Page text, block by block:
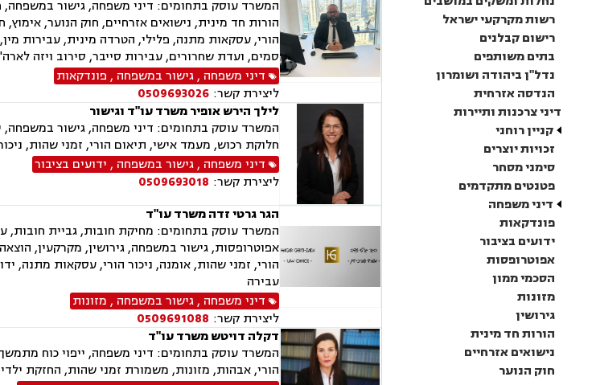
רשות מקרקעי ישראל
רישום קבלנים
בתים משותפים
נדל"ן ביהודה ושומרון
הנדסה אזרחית
דיני צרכנות ותיירות
קניין רוחני
זכויות יוצרים
סימני מסחר
פטנטים מתקדמים
דיני משפחה
פונדקאות
ידועים בציבור
אפוטרופסות
הסכמי ממון
מזונות
גירושין
הורות חד מינית
נישואים אזרחיים
חוק הנוער
המשרד עוסק בתחומים: דיני משפחה, גישור במשפחה,
הורות חד מינית, נישואים אזרחיים, חוק הנוער,
הורי, עסקאות מתנה, פלילי, הטרדה מינית, עבירות
סמים, ועדת שחרורים, עבירות סייבר, סירוב ויזה
דיני משפחה ,גישור במשפחה , פונדקאות
ליצירת קשר: 0509693026
לילך הירש אופיר משרד עו"ד וגישור
המשרד עוסק בתחומים: דיני משפחה, גישור במשפחה,
חלוקת רכוש, מעמד אישי, תיאום הורי, זמני שהות,
דיני משפחה ,גישור במשפחה , ידועים בציבור
ליצירת קשר: 0509693018
הגר גרטי זדה משרד עו"ד
המשרד עוסק בתחומים: מחיקת חובות, גביית חובות,
אפוטרופסות, גישור במשפחה, גירושין, מקרקעין,
הורי, זמני שהות, אומנה, ניכור הורי, עסקאות מתנה,
עבירה
דיני משפחה ,גישור במשפחה , מזונות
ליצירת קשר: 0509691088
דקלה דויטש משרד עו"ד
המשרד עוסק בתחומים: דיני משפחה, ייפוי כוח
הורי, אבהות, מזונות, משמורת זמני שהות, החזקת